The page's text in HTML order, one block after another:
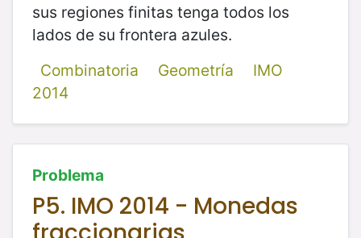
sus regiones finitas tenga todos los
lados de su frontera azules.
Combinatoria
Geometría
IMO
2014
Problema
P5. IMO 2014 - Monedas